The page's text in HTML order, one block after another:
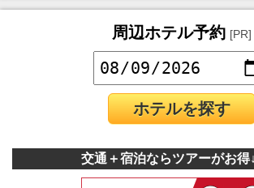
周辺ホテル予約 [PR]
ホテルを探す
交通＋宿泊ならツアーがお得↓